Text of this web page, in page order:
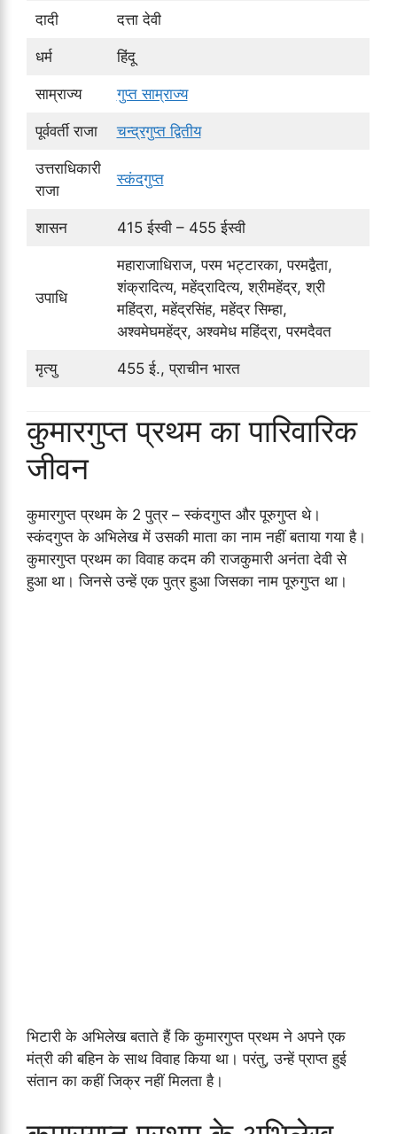
दादी दत्ता देवी
धर्म हिंदू
साम्राज्य गुप्त साम्राज्य
पूर्ववर्ती राजा चन्द्रगुप्त द्वितीय
उत्तराधिकारी
राजा
स्कंदगुप्त
शासन 415 ईस्वी – 455 ईस्वी
उपाधि
महाराजाधिराज, परम भट्टारका, परमद्वैता,
शंक्रादित्य, महेंद्रादित्य, श्रीमहेंद्र, श्री
महिंद्रा, महेंद्रसिंह, महेंद्र सिम्हा,
अश्वमेघमहेंद्र, अश्वमेध महिंद्रा, परमदैवत
मृत्यु 455 ई., प्राचीन भारत
कुमारगुप्त प्रथम का पारिवारिक
जीवन
कुमारगुप्त प्रथम के 2 पुत्र – स्कंदगुप्त और पूरुगुप्त थे।
स्कंदगुप्त के अभिलेख में उसकी माता का नाम नहीं बताया गया है।
कुमारगुप्त प्रथम का विवाह कदम की राजकुमारी अनंता देवी से
हुआ था। जिनसे उन्हें एक पुत्र हुआ जिसका नाम पूरुगुप्त था।
भिटारी के अभिलेख बताते हैं कि कुमारगुप्त प्रथम ने अपने एक
मंत्री की बहिन के साथ विवाह किया था। परंतु, उन्हें प्राप्त हुई
संतान का कहीं जिक्र नहीं मिलता है।